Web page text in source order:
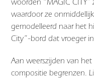
waardoor ze
gemodelleerd naar het
City”-bord dat vroeger
Aan weerszijden van
compositie begrenzen.